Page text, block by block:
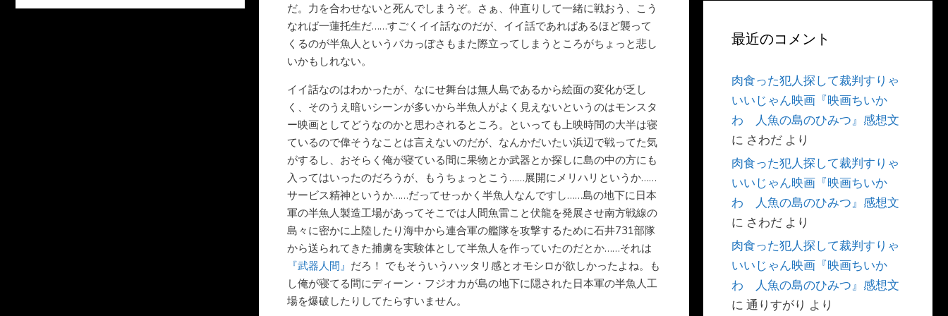
だ。力を合わせないと死んでしまうぞ。さぁ、仲直りして一緒に戦おう、こう
なれば一蓮托生だ……すごくイイ話なのだが、イイ話であればあるほど襲って
くるのが半魚人というバカっぽさもまた際立ってしまうところがちょっと悲し
いかもしれない。
イイ話なのはわかったが、なにせ舞台は無人島であるから絵面の変化が乏し
く、そのうえ暗いシーンが多いから半魚人がよく見えないというのはモンスタ
ー映画としてどうなのかと思わされるところ。といっても上映時間の大半は寝
ているので偉そうなことは言えないのだが、なんかだいたい浜辺で戦ってた気
がするし、おそらく俺が寝ている間に果物とか武器とか探しに島の中の方にも
入ってはいったのだろうが、もうちょっとこう……展開にメリハリというか……
サービス精神というか……だってせっかく半魚人なんですし……島の地下に日本
軍の半魚人製造工場があってそこでは人間魚雷こと伏龍を発展させ南方戦線の
島々に密かに上陸したり海中から連合軍の艦隊を攻撃するために石井731部隊
から送られてきた捕虜を実験体として半魚人を作っていたのだとか……それは
『武器人間』 だろ！ でもそういうハッタリ感とオモシロが欲しかったよね。も
し俺が寝てる間にディーン・フジオカが島の地下に隠された日本軍の半魚人工
場を爆破したりしてたらすいません。
最近のコメント
肉食った犯人探して裁判すりゃ
いいじゃん映画『映画ちいか
わ 人魚の島のひみつ』感想文
に さわだ より
肉食った犯人探して裁判すりゃ
いいじゃん映画『映画ちいか
わ 人魚の島のひみつ』感想文
に さわだ より
肉食った犯人探して裁判すりゃ
いいじゃん映画『映画ちいか
わ 人魚の島のひみつ』感想文
に 通りすがり より